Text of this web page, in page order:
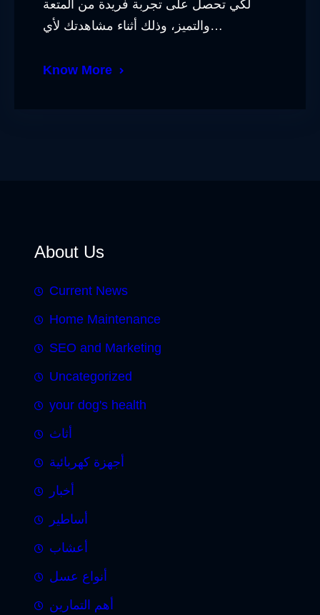
لكي تحصل على تجربة فريدة من المتعة
والتميز، وذلك أثناء مشاهدتك لأي…
Know More
About Us
Current News
Home Maintenance
SEO and Marketing
Uncategorized
your dog's health
أثاث
أجهزة كهربائية
أخبار
أساطير
أعشاب
أنواع عسل
أهم التمارين